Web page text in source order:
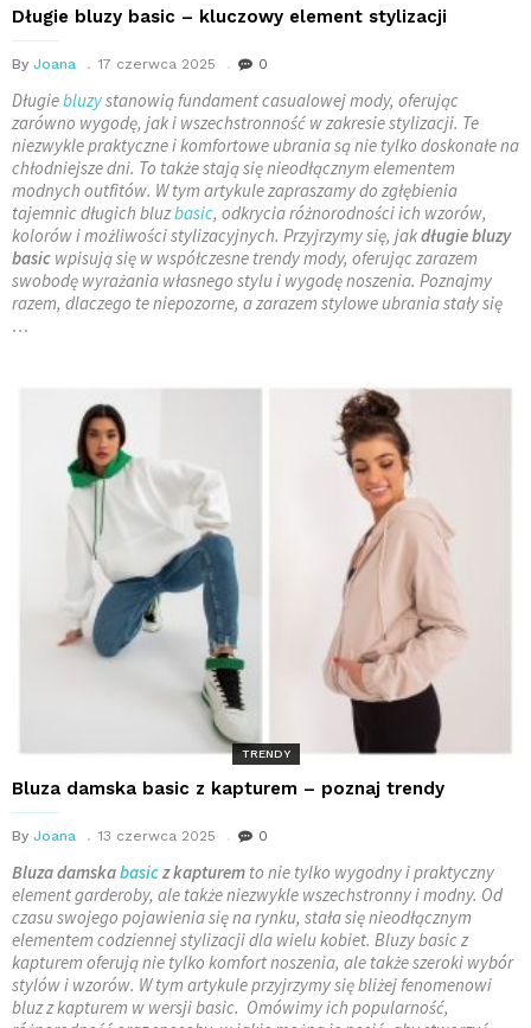
Długie bluzy basic – kluczowy element stylizacji
By Joana 17 czerwca 2025 0
Długiebluzystanowią fundament casualowej mody, oferując
zarówno wygodę, jak i wszechstronność w zakresie stylizacji. Te
niezwykle praktyczne i komfortowe ubrania są nie tylko doskonałe na
chłodniejsze dni. To także stają się nieodłącznym elementem
modnych outfitów. W tym artykule zapraszamy do zgłębienia
tajemnic długich bluzbasic, odkrycia różnorodności ich wzorów,
kolorów i możliwości stylizacyjnych. Przyjrzymy się, jakdługie bluzy
basic wpisują się w współczesne trendy mody, oferując zarazem
swobodę wyrażania własnego stylu i wygodę noszenia. Poznajmy
razem, dlaczego te niepozorne, a zarazem stylowe ubrania stały się
…
TRENDY
Bluza damska basic z kapturem – poznaj trendy
By Joana 13 czerwca 2025 0
Bluza damskabasicz kapturem to nie tylko wygodny i praktyczny
element garderoby, ale także niezwykle wszechstronny i modny. Od
czasu swojego pojawienia się na rynku, stała się nieodłącznym
elementem codziennej stylizacji dla wielu kobiet. Bluzy basic z
kapturem oferują nie tylko komfort noszenia, ale także szeroki wybór
stylów i wzorów. W tym artykule przyjrzymy się bliżej fenomenowi
bluz z kapturem w wersji basic. Omówimy ich popularność,